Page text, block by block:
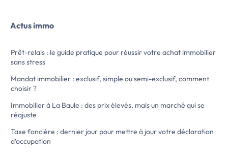
plaques, micro-ondes, machine à laver),
l’annonce immobilière >>
informations sur les
Actus immo
Prêt-relais : le guide pratique pour réussir votre achat immobilier
sans stress
Mandat immobilier : exclusif, simple ou semi-exclusif, comment
choisir ?
Immobilier à La Baule : des prix élevés, mais un marché qui se
réajuste
Taxe foncière : dernier jour pour mettre à jour votre déclaration
d’occupation